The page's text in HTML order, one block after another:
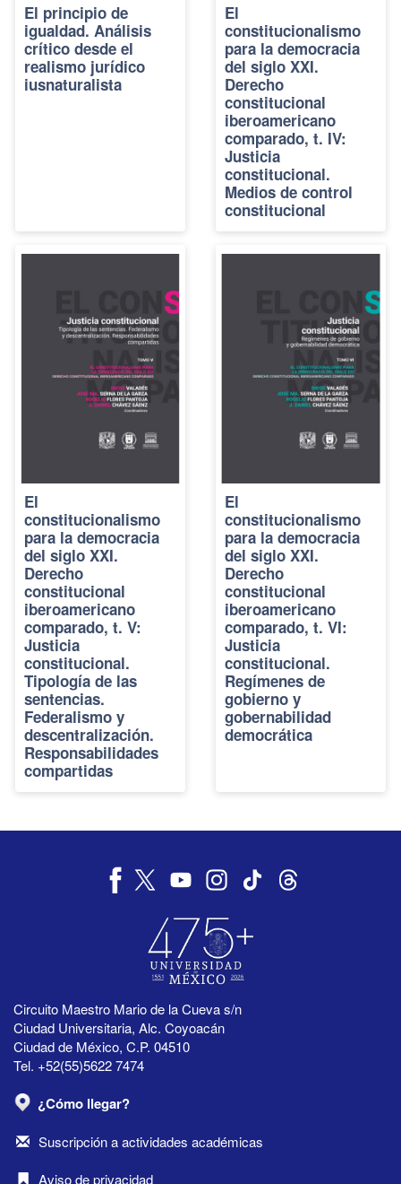
El principio de
igualdad. Análisis
crítico desde el
realismo jurídico
iusnaturalista
El
constitucionalismo
para la democracia
del siglo XXI.
Derecho
constitucional
iberoamericano
comparado, t. IV:
Justicia
constitucional.
Medios de control
constitucional
El
constitucionalismo
para la democracia
del siglo XXI.
Derecho
constitucional
iberoamericano
comparado, t. V:
Justicia
constitucional.
Tipología de las
sentencias.
Federalismo y
descentralización.
Responsabilidades
compartidas
El
constitucionalismo
para la democracia
del siglo XXI.
Derecho
constitucional
iberoamericano
comparado, t. VI:
Justicia
constitucional.
Regímenes de
gobierno y
gobernabilidad
democrática
Circuito Maestro Mario de la Cueva s/n
Ciudad Universitaria, Alc. Coyoacán
Ciudad de México, C.P. 04510
Tel. +52(55)5622 7474
¿Cómo llegar?
Suscripción a actividades académicas
Aviso de privacidad